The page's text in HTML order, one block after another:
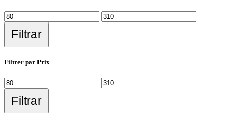
Filtrar
Filtrer par Prix
Filtrar